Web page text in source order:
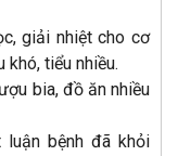
giải nhiệt cho cơ
khó, tiểu nhiều.
bia, đồ ăn nhiều
luận bệnh đã khỏi